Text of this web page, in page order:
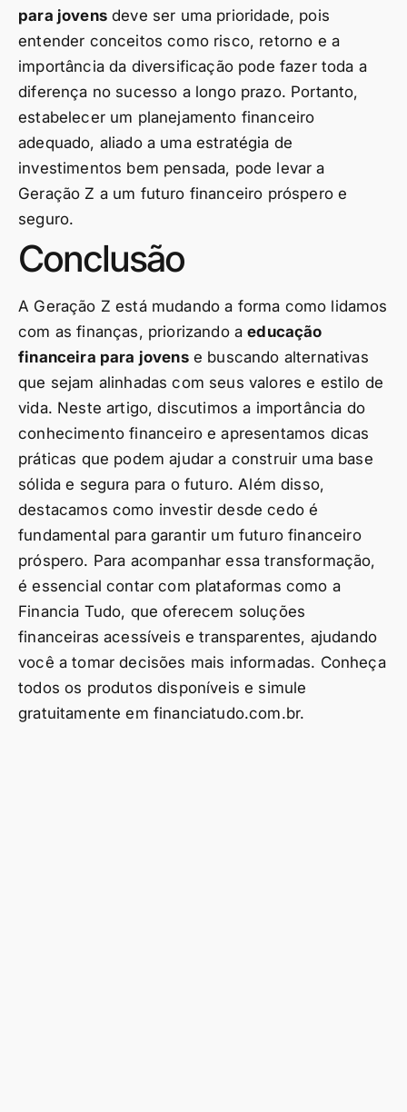
para jovensdeve ser uma prioridade, pois
entender conceitos como risco, retorno e a
importância da diversificação pode fazer toda a
diferença no sucesso a longo prazo. Portanto,
estabelecer um planejamento financeiro
adequado, aliado a uma estratégia de
investimentos bem pensada, pode levar a
Geração Z a um futuro financeiro próspero e
seguro.
Conclusão
A Geração Z está mudando a forma como lidamos
com as finanças, priorizando aeducação
financeira para jovense buscando alternativas
que sejam alinhadas com seus valores e estilo de
vida. Neste artigo, discutimos a importância do
conhecimento financeiro e apresentamos dicas
práticas que podem ajudar a construir uma base
sólida e segura para o futuro. Além disso,
destacamos como investir desde cedo é
fundamental para garantir um futuro financeiro
próspero. Para acompanhar essa transformação,
é essencial contar com plataformas como a
Financia Tudo, que oferecem soluções
financeiras acessíveis e transparentes, ajudando
você a tomar decisões mais informadas. Conheça
todos os produtos disponíveis e simule
gratuitamente em financiatudo.com.br.